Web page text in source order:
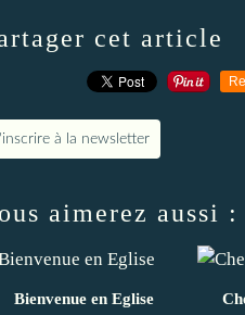
cet article
à la newsletter
aimerez aussi :
Bienvenue en Eglise